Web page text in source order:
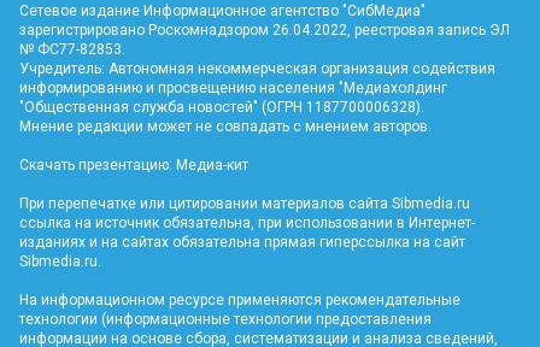
Сетевое издание Информационное агентство "СибМедиа"
зарегистрировано Роскомнадзором 26.04.2022, реестровая запись ЭЛ
№ ФС77-82853.
Учредитель: Автономная некоммерческая организация содействия
информированию и просвещению населения "Медиахолдинг
"Общественная служба новостей" (ОГРН 1187700006328).
Мнение редакции может не совпадать с мнением авторов.
Скачать презентацию: Медиа-кит
При перепечатке или цитировании материалов сайта Sibmedia.ru
ссылка на источник обязательна, при использовании в Интернет-
изданиях и на сайтах обязательна прямая гиперссылка на сайт
Sibmedia.ru
На информационном ресурсе применяются рекомендательные
технологии (информационные технологии предоставления
информации на основе сбора, систематизации и анализа сведений,